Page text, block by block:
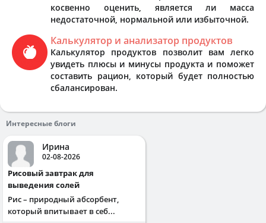
косвенно оценить, является ли масса
недостаточной, нормальной или избыточной.
Калькулятор и анализатор продуктов
Калькулятор продуктов позволит вам легко
увидеть плюсы и минусы продукта и поможет
составить рацион, который будет полностью
сбалансирован.
Интересные блоги
Ирина
02-08-2026
Рисовый завтрак для
выведения солей
Рис – природный абсорбент,
который впитывает в себ...